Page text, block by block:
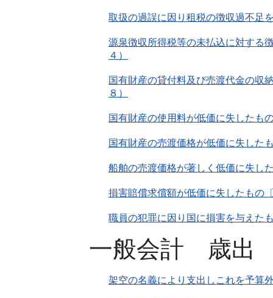
取扱の過誤に因り租税の徴収過不足
源泉徴収所得税等の未払込に対する
４）
国有財産の貸付料及び売渡代金の
８）
国有財産の使用料が低価に失した
国有財産の売渡価格が低価に失し
船舶の売渡価格が著しく低価に失
損害賠償求償額が低価に失したもの
職員の犯罪に因り国に損害を与えた
一般会計 歳出
架空の名義により支出しこれを予算